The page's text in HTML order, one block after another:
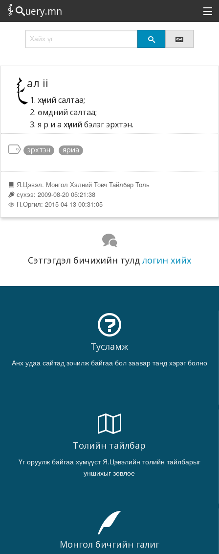
uery.mn
Сонирхолтой
Эрэлттэй
Төрөл
Татах
Логин
ал ii
хүний салтаа;
өмдний салтаа;
я р и а хүний бэлэг эрхтэн.
эрхтэн яриа
Я.Цэвэл. Монгол Хэлний Товч Тайлбар Толь
сүхээ: 2009-08-20 05:21:38
П.Оргил: 2015-04-13 00:31:05
Сэтгэгдэл бичихийн тулд логин хийх
Тусламж
Анх удаа сайтад зочилж байгаа бол заавар танд хэрэг болно
Толийн тайлбар
Үг оруулж байгаа хүмүүст Я.Цэвэлийн толийн тайлбарыг
уншихыг зөвлөе
Монгол бичгийн галиг